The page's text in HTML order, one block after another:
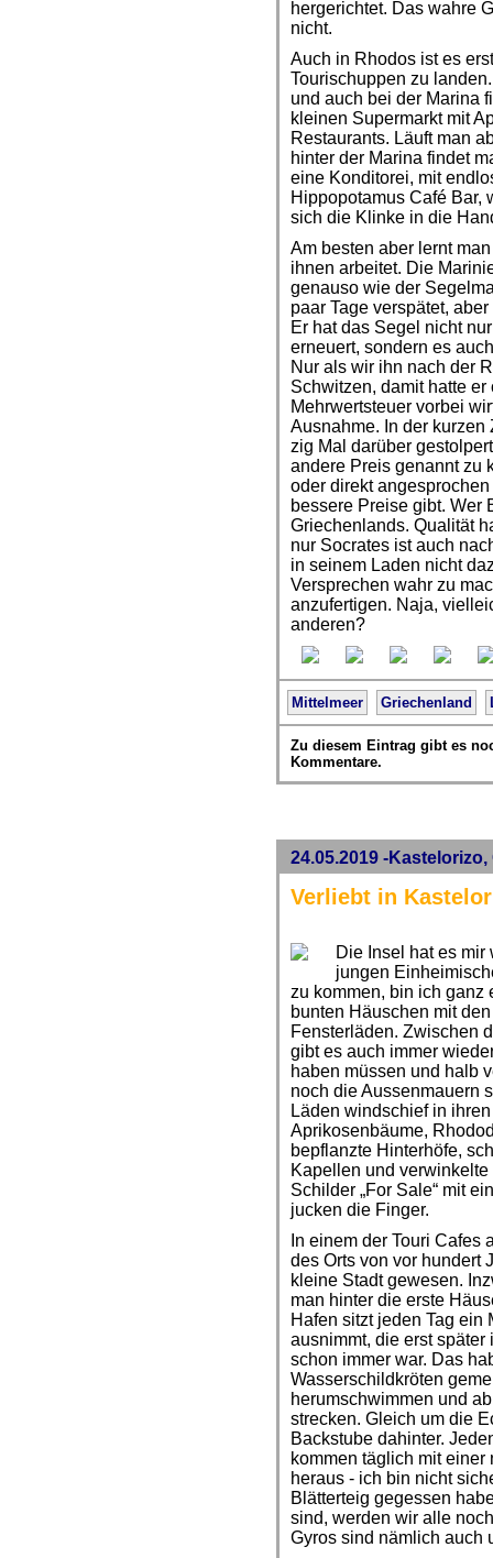
hergerichtet. Das wahre
nicht.
Auch in Rhodos ist es
Tourischuppen zu
und auch bei der Marina
kleinen Supermarkt mit
Restaurants. Läuft man
hinter der Marina findet
eine Konditorei, mit
Hippopotamus Café Bar,
sich die Klinke in die
Am besten aber lernt
ihnen arbeitet. Die
genauso wie der
paar Tage verspätet,
Er hat das Segel nicht
erneuert, sondern es
Nur als wir ihn nach der
Schwitzen, damit hatte
Mehrwertsteuer vorbei
Ausnahme. In der
zig Mal darüber
andere Preis genannt zu
oder direkt
bessere Preise gibt. Wer
Griechenlands. Qualität
nur Socrates ist auch
in seinem Laden nicht
Versprechen wahr zu
anzufertigen. Naja,
anderen?
Mittelmeer Griechenland
Zu diesem Eintrag gibt es
Kommentare.
24.05.2019 -
Verliebt in
Die Insel hat es
jungen
zu kommen, bin ich ganz
bunten Häuschen mit
Fensterläden. Zwischen
gibt es auch immer
haben müssen und halb
noch die Aussenmauern
Läden windschief in
Aprikosenbäume,
bepflanzte Hinterhöfe,
Kapellen und
Schilder „For Sale“ mit
jucken die Finger.
In einem der Touri
des Orts von vor hundert
kleine Stadt gewesen.
man hinter die erste
Hafen sitzt jeden Tag
ausnimmt, die erst
schon immer war. Das
Wasserschildkröten
herumschwimmen und
strecken. Gleich um die
Backstube dahinter.
kommen täglich mit
heraus - ich bin nicht
Blätterteig gegessen
sind, werden wir alle
Gyros sind nämlich auch